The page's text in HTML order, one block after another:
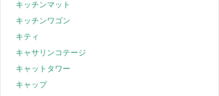
キッチンマット
キッチンワゴン
キティ
キャサリンコテージ
キャットタワー
キャップ